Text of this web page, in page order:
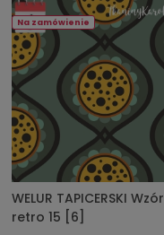
WELUR TAPICERSKI Wzór
retro 15 [6]
Na zamówienie